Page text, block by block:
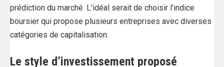
prédiction du marché. L’idéal serait de choisir l’indice
boursier qui propose plusieurs entreprises avec diverses
catégories de capitalisation.
Le style d’investissement proposé